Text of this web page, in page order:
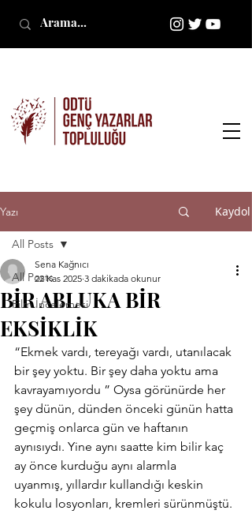
Yazı Kaydol
All Posts
Film İncelemesi
All Posts
BİR ABLUKA BİR
EKSİKLİK
Sena Kağnıcı
22 Kas 2025 3 dakikada okunur
“Ekmek vardı, tereyağı vardı, utanılacak
bir şey yoktu. Bir şey daha yoktu ama
kavrayamıyordu ” Oysa görünürde her
şey dünün, dünden önceki günün hatta
geçmiş onlarca gün ve haftanın
aynısıydı. Yine aynı saatte kim bilir kaç
ay önce kurduğu aynı alarmla
uyanmış, yıllardır kullandığı keskin
kokulu losyonları, kremleri sürünmüştü.